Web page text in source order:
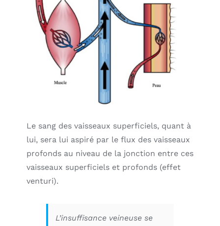
Le sang des vaisseaux superficiels, quant à
lui, sera lui aspiré par le flux des vaisseaux
profonds au niveau de la jonction entre ces
vaisseaux superficiels et profonds (effet
venturi).
L’insuffisance veineuse se